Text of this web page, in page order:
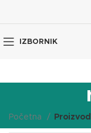
IZBORNIK
Početna